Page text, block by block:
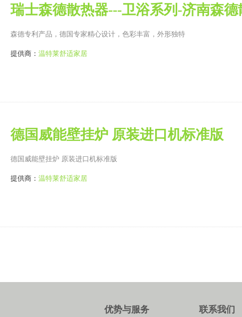
瑞士森德散热器---卫浴系列-济南森德
森德专利产品，德国专家精心设计，色彩丰富，外形独特
提供商： 温特莱舒适家居
德国威能壁挂炉 原装进口机标准版
德国威能壁挂炉 原装进口机标准版
提供商： 温特莱舒适家居
优势与服务 联系我们